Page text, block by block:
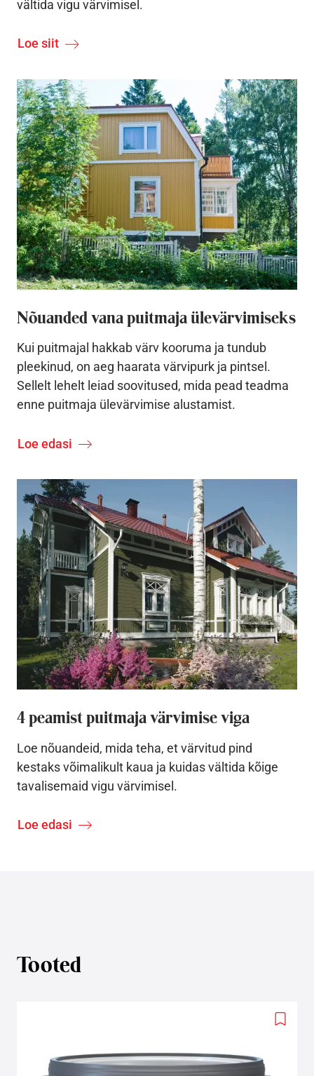
vältida vigu värvimisel.
Loe siit
Nõuanded vana puitmaja ülevärvimiseks
Kui puitmajal hakkab värv kooruma ja tundub
pleekinud, on aeg haarata värvipurk ja pintsel.
Sellelt lehelt leiad soovitused, mida pead teadma
enne puitmaja ülevärvimise alustamist.
Loe edasi
4 peamist puitmaja värvimise viga
Loe nõuandeid, mida teha, et värvitud pind
kestaks võimalikult kaua ja kuidas vältida kõige
tavalisemaid vigu värvimisel.
Loe edasi
Tooted
Add